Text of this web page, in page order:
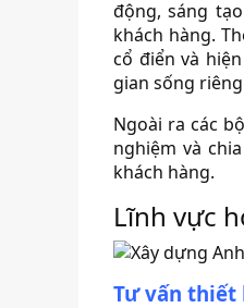
động, sáng
khách hàng.
cổ điển và
gian sống
Ngoài ra các
nghiệm và
khách hàng.
Lĩnh vực
Tư vấn thiết